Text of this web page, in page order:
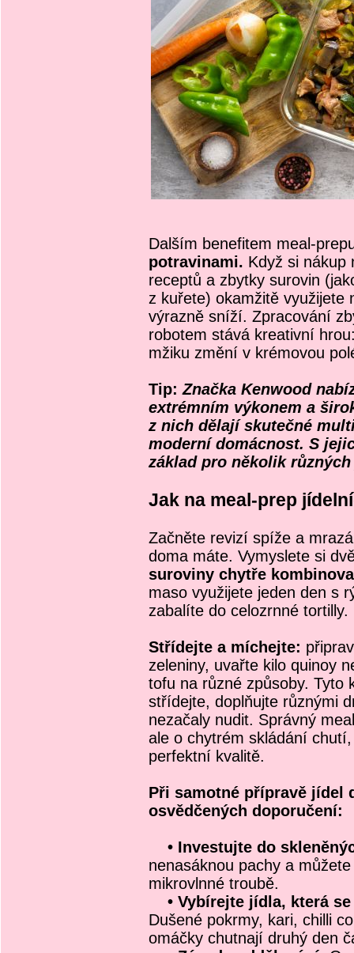
Dalším benefitem meal-
potravinami. Když si nákup
receptů a zbytky surovin
z kuřete) okamžitě využijete
výrazně sníží. Zpracování
robotem stává kreativní
mžiku změní v krémovou
Tip:Značka Kenwood
extrémním výkonem a
z nich dělají skutečné
moderní domácnost. S
základ pro několik
Jak na meal-prep
Začněte revizí spíže a
doma máte. Vymyslete si
suroviny chytře
maso využijete jeden den s
zabalíte do celozrnné tortilly.
Střídejte a míchejte:
zeleniny, uvařte kilo quinoy
tofu na různé způsoby. Tyto
střídejte, doplňujte různými
nezačaly nudit. Správný
ale o chytrém skládání
perfektní kvalitě.
Při samotné přípravě jídel
osvědčených doporučení:
• Investujte do
nenasáknou pachy a
mikrovlnné troubě.
• Vybírejte jídla, která
Dušené pokrmy, kari, chilli
omáčky chutnají druhý den